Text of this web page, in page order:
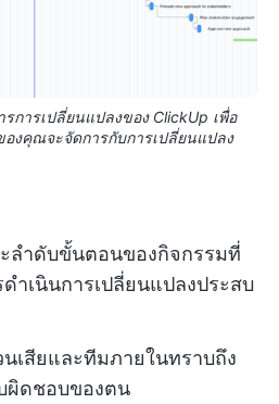
การเปลี่ยนแปลงของ ClickUp เพื่อ
งคุณจะจัดการกับการเปลี่ยนแปลง
ลำดับขั้นตอนของกิจกรรมที่
ำเนินการเปลี่ยนแปลงประสบ
เสียและทีมภายในทราบถึง
ผิดชอบของตน